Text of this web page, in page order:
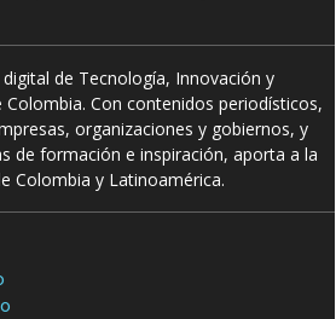
de Tecnología, Innovación y
Colombia. Con contenidos periodísticos,
organizaciones y gobiernos, y
de formación e inspiración, aporta a la
Colombia y Latinoamérica.